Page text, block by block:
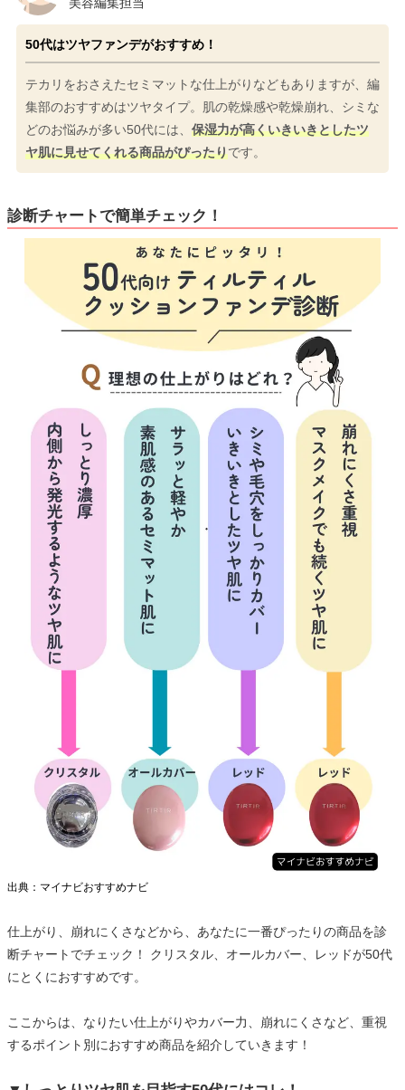
50代はツヤファンデがおすすめ！
テカリをおさえたセミマットな仕上がりなどもありますが、編
集部のおすすめはツヤタイプ。肌の乾燥感や乾燥崩れ、シミな
どのお悩みが多い50代には、 保湿力が高くいきいきとしたツ
ヤ肌に見せてくれる商品がぴったりです。
診断チャートで簡単チェック！
出典：マイナビおすすめナビ
仕上がり、崩れにくさなどから、あなたに一番ぴったりの商品を診
断チャートでチェック！ クリスタル、オールカバー、レッドが50代
にとくにおすすめです。
ここからは、なりたい仕上がりやカバー力、崩れにくさなど、重視
するポイント別におすすめ商品を紹介していきます！